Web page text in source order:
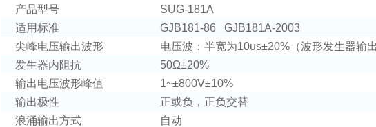
产品型号
SUG-181A
适用标准
GJB181-86 GJB181A-2003
尖峰电压输出波形
电压波：半宽为10us±20% （波形发生器输
发生器内阻抗
50Ω±20%
输出电压波形峰值
1~±800V±10%
输出极性
正或负，正负交替
浪涌输出方式
自动